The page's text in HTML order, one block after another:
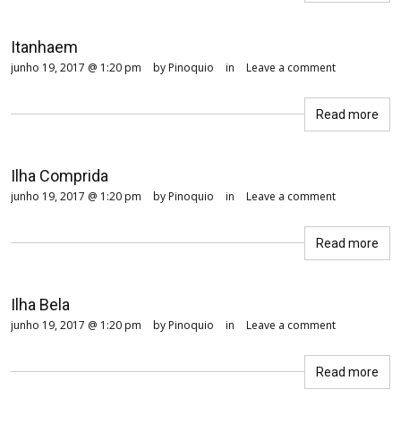
Itanhaem
junho 19, 2017 @ 1:20 pm by Pinoquio in Leave a comment
Read more
Ilha Comprida
junho 19, 2017 @ 1:20 pm by Pinoquio in Leave a comment
Read more
Ilha Bela
junho 19, 2017 @ 1:20 pm by Pinoquio in Leave a comment
Read more